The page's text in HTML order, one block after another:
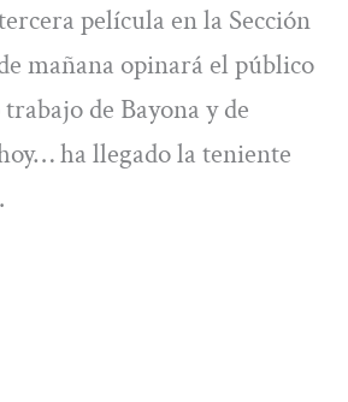
película en la Sección
mañana opinará el público
de Bayona y de
ha llegado la teniente